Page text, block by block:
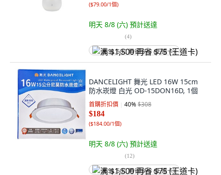
($79.00/1個)
明天 8/8 (六) 預計送達
(4)
满 $1,500 再省 $75 (王道卡)
DANCELIGHT 舞光 LED 16W 15cm
防水崁燈 白光 OD-15DON16D, 1個
首購折扣價 40%$308
$184
($184.00/1個)
明天 8/8 (六) 預計送達
(12)
满 $1,500 再省 $75 (王道卡)